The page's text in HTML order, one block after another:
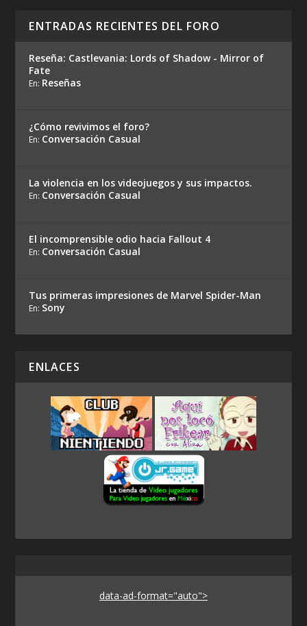
ENTRADAS RECIENTES DEL FORO
Reseña: Castlevania: Lords of Shadow - Mirror of
Fate
En: Reseñas
¿Cómo revivimos el foro?
En: Conversación Casual
La violencia en los videojuegos y sus impactos.
En: Conversación Casual
El incomprensible odio hacia Fallout 4
En: Conversación Casual
Tus primeras impresiones de Marvel Spider-Man
En: Sony
ENLACES
data-ad-format="auto">